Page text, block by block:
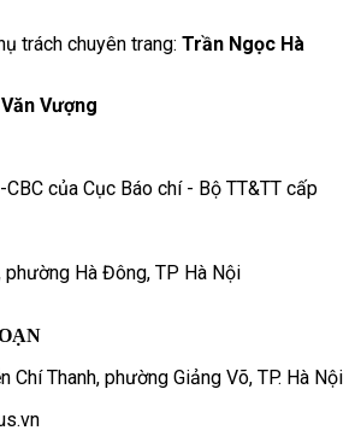
trách chuyên trang: Trần Ngọc Hà
Vượng
của Cục Báo chí - Bộ TT&TT cấp
phường Hà Đông, TP Hà Nội
Chí Thanh, phường Giảng Võ, TP. Hà Nội